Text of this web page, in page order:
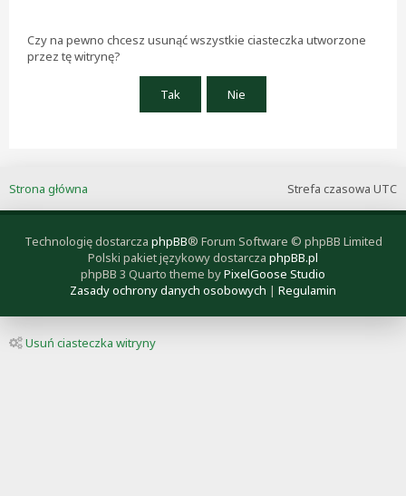
Czy na pewno chcesz usunąć wszystkie ciasteczka utworzone
przez tę witrynę?
Strefa czasowa UTC
Strona główna
Technologię dostarcza phpBB® Forum Software © phpBB Limited
Polski pakiet językowy dostarcza phpBB.pl
phpBB 3 Quarto theme byPixelGoose Studio
Zasady ochrony danych osobowych | Regulamin
Usuń ciasteczka witryny